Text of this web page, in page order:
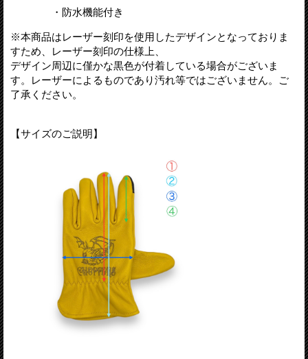
・防水機能付き
※本商品はレーザー刻印を使用したデザインとなっておりま
すため、レーザー刻印の仕様上、
デザイン周辺に僅かな黒色が付着している場合がございま
す。レーザーによるものであり汚れ等ではございません。ご
了承ください。
【サイズのご説明】